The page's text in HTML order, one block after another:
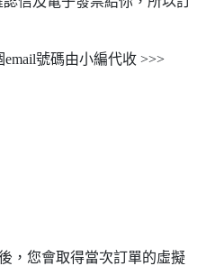
號碼由小編代收 >>>
，您會取得當次訂單的虛擬